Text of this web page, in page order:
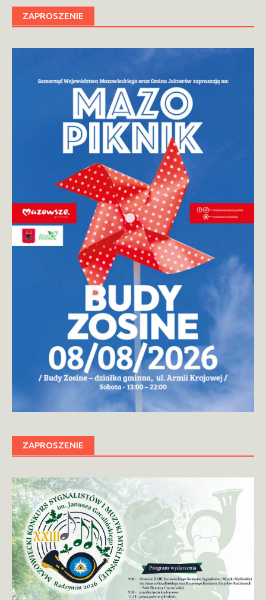
ZAPROSZENIE
ZAPROSZENIE